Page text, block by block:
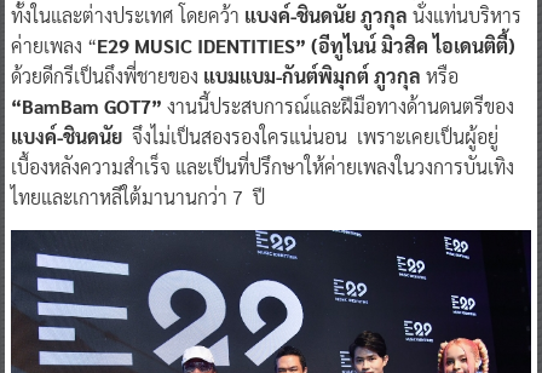
ทั้งในและต่างประเทศ โดยคว้า แบงค์-ชินดนัย ภูวกุล นั่งแท่นบริหาร
ค่ายเพลง “E29 MUSIC IDENTITIES” (อีทูไนน์ มิวสิค ไอเดนติตี้)
ด้วยดีกรีเป็นถึงพี่ชายของ แบมแบม-กันต์พิมุกต์ ภูวกุล หรือ
“BamBam GOT7” งานนี้ประสบการณ์และฝีมือทางด้านดนตรีของ
แบงค์-ชินดนัยจึงไม่เป็นสองรองใครแน่นอน เพราะเคยเป็นผู้อยู่
เบื้องหลังความสำเร็จ และเป็นที่ปรึกษาให้ค่ายเพลงในวงการบันเทิง
ไทยและเกาหลีใต้มานานกว่า 7 ปี